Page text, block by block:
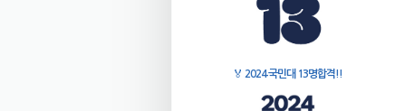
🏅 2024 국민대 13명합격!!